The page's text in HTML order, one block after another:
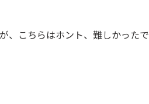
、こちらはホント、難しかったで